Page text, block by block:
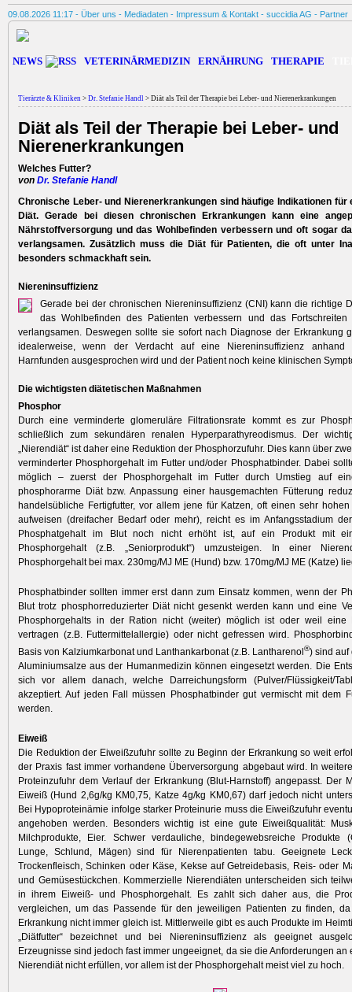
09.08.2026 11:17 - Über uns - Mediadaten - Impressum & Kontakt - succidia AG - Partner
NEWS VETERINÄRMEDIZIN ERNÄHRUNG THERAPIE
Tierärzte & Kliniken > Dr. Stefanie Handl > Diät als Teil der Therapie bei Leber- und Nierenerkrankungen
Diät als Teil der Therapie bei Leber- und
Nierenerkrankungen
Welches Futter?
von Dr. Stefanie Handl
Chronische Leber- und Nierenerkrankungen sind häufige Indikationen für
Diät. Gerade bei diesen chronischen Erkrankungen kann eine
Nährstoffversorgung und das Wohlbefinden verbessern und oft sogar
verlangsamen. Zusätzlich muss die Diät für Patienten, die oft unter
besonders schmackhaft sein.
Niereninsuffizienz
Gerade bei der chronischen Niereninsuffizienz (CNI) kann die richtige
das Wohlbefinden des Patienten verbessern und das Fortschreiten
verlangsamen. Deswegen sollte sie sofort nach Diagnose der Erkrankung
idealerweise, wenn der Verdacht auf eine Niereninsuffizienz
Harnfunden ausgesprochen wird und der Patient noch keine klinischen
Die wichtigsten diätetischen Maßnahmen
Phosphor
Durch eine verminderte glomeruläre Filtrationsrate kommt es zur
schließlich zum sekundären renalen Hyperparathyreodismus. Der
„Nierendiät“ ist daher eine Reduktion der Phosphorzufuhr. Dies kann über
verminderter Phosphorgehalt im Futter und/oder Phosphatbinder. Dabei
möglich – zuerst der Phosphorgehalt im Futter durch Umstieg auf
phosphorarme Diät bzw. Anpassung einer hausgemachten Fütterung
handelsübliche Fertigfutter, vor allem jene für Katzen, oft einen sehr
aufweisen (dreifacher Bedarf oder mehr), reicht es im Anfangsstadium
Phosphatgehalt im Blut noch nicht erhöht ist, auf ein Produkt mit
Phosphorgehalt (z.B. „Seniorprodukt“) umzusteigen. In einer
Phosphorgehalt bei max. 230mg/MJ ME (Hund) bzw. 170mg/MJ ME (Katze)
Phosphatbinder sollten immer erst dann zum Einsatz kommen, wenn der
Blut trotz phosphorreduzierter Diät nicht gesenkt werden kann und eine
Phosphorgehalts in der Ration nicht (weiter) möglich ist oder weil eine
vertragen (z.B. Futtermittelallergie) oder nicht gefressen wird.
Basis von Kalziumkarbonat und Lanthankarbonat (z.B. Lantharenol ®) sind auf
Aluminiumsalze aus der Humanmedizin können eingesetzt werden. Die
sich vor allem danach, welche Darreichungsform (Pulver/Flüssigkeit/
akzeptiert. Auf jeden Fall müssen Phosphatbinder gut vermischt mit dem
werden.
Eiweiß
Die Reduktion der Eiweißzufuhr sollte zu Beginn der Erkrankung so weit
der Praxis fast immer vorhandene Überversorgung abgebaut wird. In
Proteinzufuhr dem Verlauf der Erkrankung (Blut-Harnstoff) angepasst. Der
Eiweiß (Hund 2,6g/kg KM0,75, Katze 4g/kg KM0,67) darf jedoch nicht
Bei Hypoproteinämie infolge starker Protein­urie muss die Eiweißzufuhr
angehoben werden. Besonders wichtig ist eine gute Eiweißqualität:
Milchprodukte, Eier. Schwer verdauliche, bindegewebsreiche Produkte
Lunge, Schlund, Mägen) sind für Nierenpatienten tabu. Geeignete
Trockenfleisch, Schinken oder Käse, Kekse auf Getreidebasis, Reis- oder
und Gemüse­stückchen. Kommerzielle Nieren­diäten unterscheiden sich
in ihrem Eiweiß- und Phosphorgehalt. Es zahlt sich daher aus, die
vergleichen, um das Passende für den ­jeweiligen Patienten zu finden,
Erkrankung nicht immer gleich ist. Mittlerweile gibt es auch Produkte im
„Diätfutter“ bezeichnet und bei Niereninsuffizienz als geeignet
Erzeugnisse sind ­jedoch fast immer ungeeignet, da sie die Anforderungen an
Nierendiät nicht erfüllen, vor allem ist der Phosphorgehalt meist viel zu hoch.